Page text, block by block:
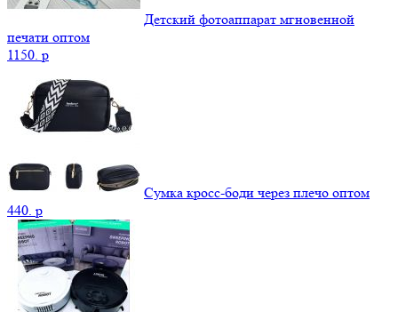
Детский фотоаппарат мгновенной
печати оптом
1150. p
Сумка кросс-боди через плечо оптом
440. p